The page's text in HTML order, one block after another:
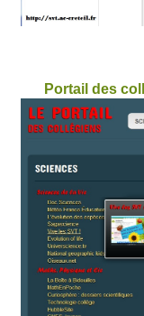
Portail des